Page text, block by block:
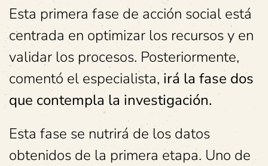
Esta primera fase de acción social está
centrada en optimizar los recursos y en
validar los procesos. Posteriormente,
comentó el especialista, irá la fase dos
que contempla la investigación.
Esta fase se nutrirá de los datos
obtenidos de la primera etapa. Uno de